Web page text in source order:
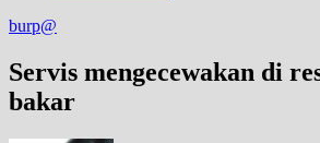
burp@
Servis mengecewakan di
bakar